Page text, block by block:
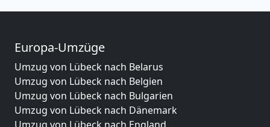
Europa-Umzüge
Umzug von Lübeck nach Belarus
Umzug von Lübeck nach Belgien
Umzug von Lübeck nach Bulgarien
Umzug von Lübeck nach Dänemark
Umzug von Lübeck nach England